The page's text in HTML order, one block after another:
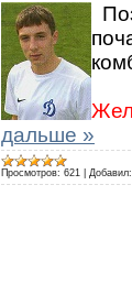
дальше »
Просмотров: 621 Добавил: